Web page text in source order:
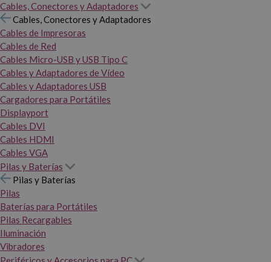
Cables, Conectores y Adaptadores
Cables, Conectores y Adaptadores
Cables de Impresoras
Cables de Red
Cables Micro-USB y USB Tipo C
Cables y Adaptadores de Vídeo
Cables y Adaptadores USB
Cargadores para Portátiles
Displayport
Cables DVI
Cables HDMI
Cables VGA
Pilas y Baterías
Pilas y Baterías
Pilas
Baterías para Portátiles
Pilas Recargables
Iluminación
Vibradores